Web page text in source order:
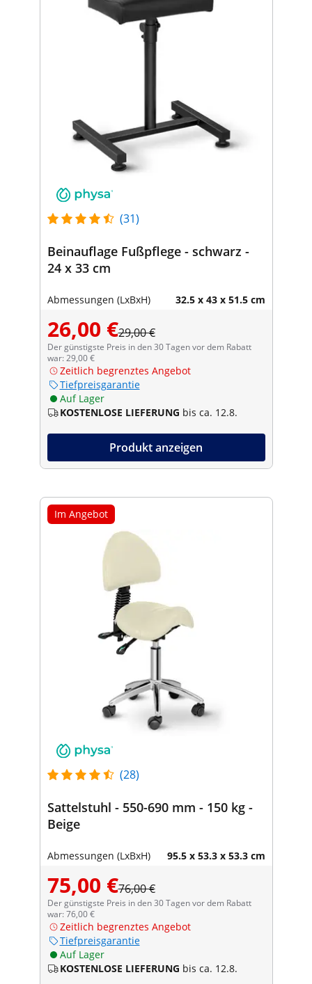
(31)
Beinauflage Fußpflege - schwarz -
24 x 33 cm
Abmessungen (LxBxH) 32.5 x 43 x 51.5 cm
26,00 €29,00 €
Der günstigste Preis in den 30 Tagen vor dem Rabatt
war: 29,00 €
Zeitlich begrenztes Angebot
Tiefpreisgarantie
Auf Lager
KOSTENLOSE LIEFERUNG bis ca. 12.8.
Produkt anzeigen
Im Angebot
(28)
Sattelstuhl - 550-690 mm - 150 kg -
Beige
Abmessungen (LxBxH) 95.5 x 53.3 x 53.3 cm
75,00 €76,00 €
Der günstigste Preis in den 30 Tagen vor dem Rabatt
war: 76,00 €
Zeitlich begrenztes Angebot
Tiefpreisgarantie
Auf Lager
KOSTENLOSE LIEFERUNG bis ca. 12.8.